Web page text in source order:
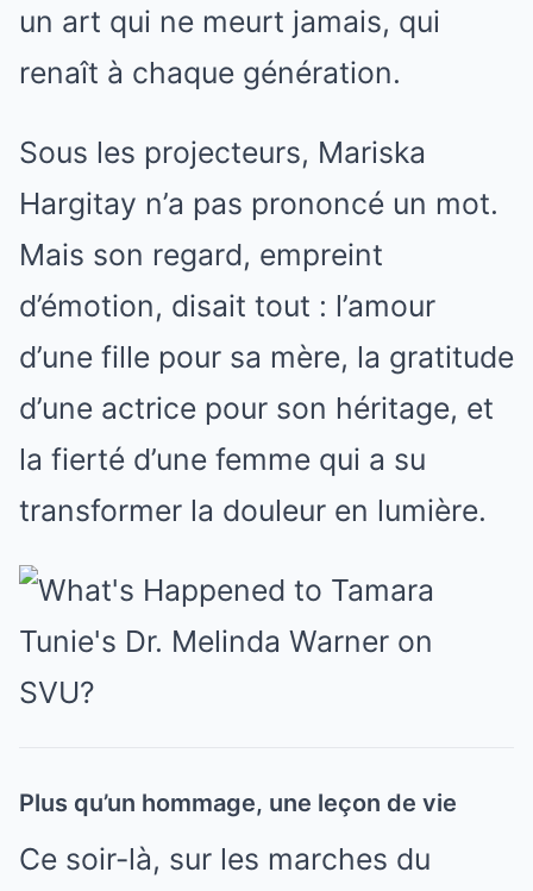
un art qui ne meurt jamais, qui
renaît à chaque génération.
Sous les projecteurs, Mariska
Hargitay n’a pas prononcé un mot.
Mais son regard, empreint
d’émotion, disait tout : l’amour
d’une fille pour sa mère, la gratitude
d’une actrice pour son héritage, et
la fierté d’une femme qui a su
transformer la douleur en lumière.
Plus qu’un hommage, une leçon de vie
Ce soir-là, sur les marches du